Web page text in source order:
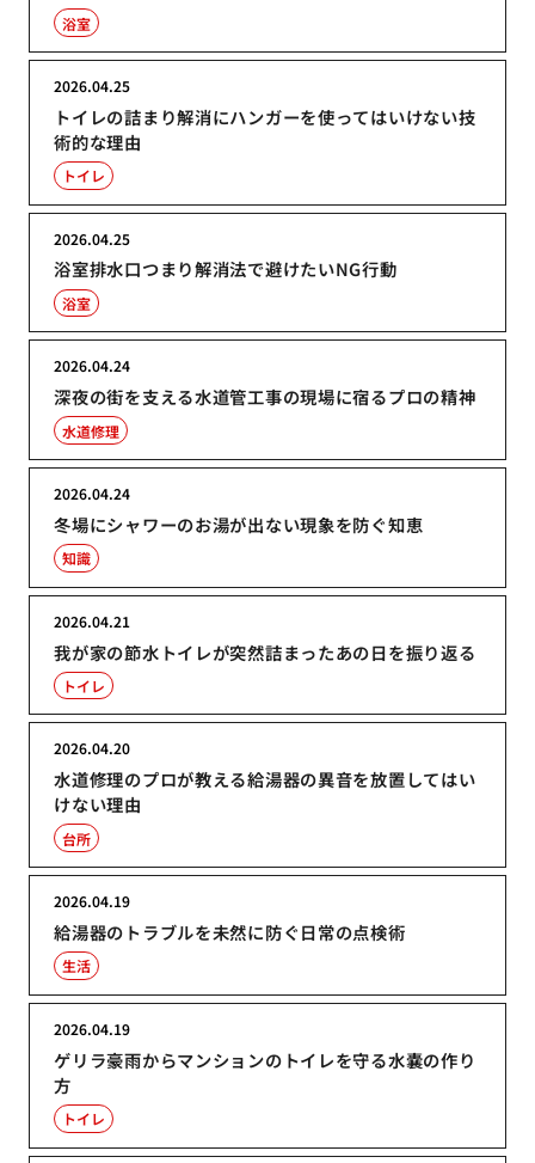
浴室
トイレの詰まり解消にハンガーを使ってはいけない技
術的な理由
2026.04.25
トイレ
浴室排水口つまり解消法で避けたいNG行動
2026.04.25
浴室
深夜の街を支える水道管工事の現場に宿るプロの精神
2026.04.24
水道修理
冬場にシャワーのお湯が出ない現象を防ぐ知恵
2026.04.24
知識
我が家の節水トイレが突然詰まったあの日を振り返る
2026.04.21
トイレ
水道修理のプロが教える給湯器の異音を放置してはい
けない理由
2026.04.20
台所
給湯器のトラブルを未然に防ぐ日常の点検術
2026.04.19
生活
ゲリラ豪雨からマンションのトイレを守る水嚢の作り
方
2026.04.19
トイレ